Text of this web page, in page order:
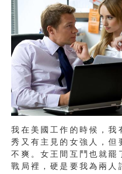
我在美國工作的時候，我
秀又有主見的女強人，但
不爽。女王間互鬥也就罷
戰局裡，硬是要我為兩人